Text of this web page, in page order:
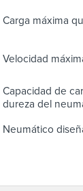
Carga máxima
Velocidad
Capacidad de
dureza del
Neumático